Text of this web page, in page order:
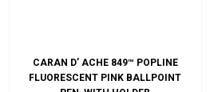
CARAN D’ ACHE 849™ POPLINE
FLUORESCENT PINK BALLPOINT